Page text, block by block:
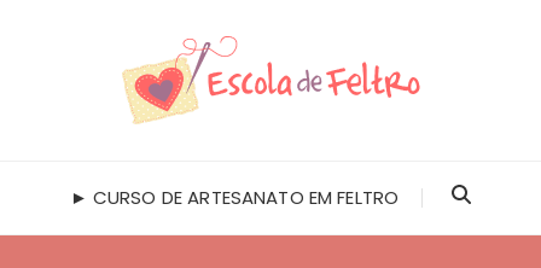
► CURSO DE ARTESANATO EM FELTRO